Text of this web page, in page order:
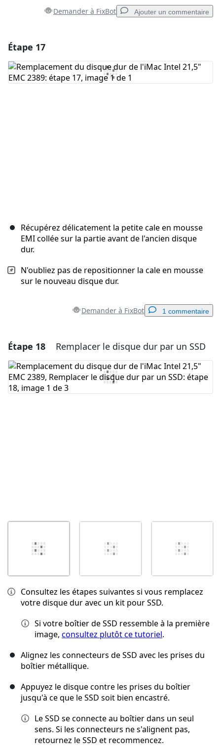
Demander à FixBot Ajouter un commentaire
Ajouter un commentaire
Étape 17
Récupérez délicatement la petite cale en mousse
EMI collée sur la partie avant de l'ancien disque
dur.
N'oubliez pas de repositionner la cale en mousse
sur le nouveau disque dur.
Demander à FixBot 1 commentaire
Ajouter un commentaire
Ajouter un commentaire
Étape 18 Remplacer le disque dur par un SSD
Consultez les étapes suivantes si vous remplacez
votre disque dur avec un kit pour SSD.
Si votre boîtier de SSD ressemble à la première
image, consultez plutôt ce tutoriel.
Alignez les connecteurs de SSD avec les prises du
boîtier métallique.
Appuyez le disque contre les prises du boîtier
jusqu'à ce que le SSD soit bien encastré.
Le SSD se connecte au boîtier dans un seul
sens. Si les connecteurs ne s'alignent pas,
retournez le SSD et recommencez.